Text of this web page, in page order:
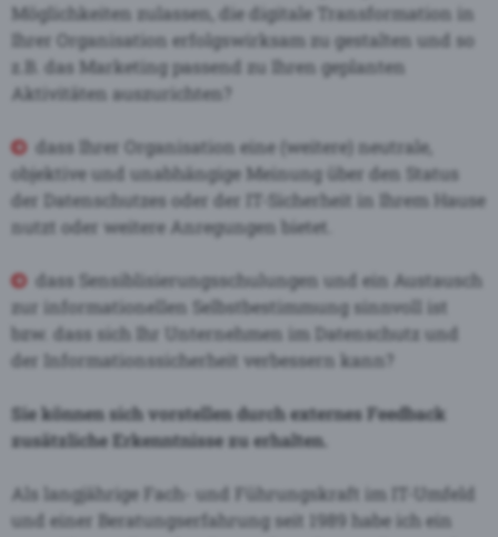
Möglichkeiten zulassen, die digitale Transformation in
Ihrer Organisation erfolgswirksam zu gestalten und so
z.B. das Marketing passend zu Ihren geplanten
Aktivitäten auszurichten?
dass Ihrer Organisation eine (weitere) neutrale,
objektive und unabhängige Meinung über den Status
der Datenschutzes oder der IT-Sicherheit in Ihrem Hause
nutzt oder weitere Anregungen bietet.
dass Sensiblisierungsschulungen und ein Austausch
zur informationellen Selbstbestimmung sinnvoll ist
bzw. dass sich Ihr Unternehmen im Datenschutz und
der Informationssicherheit verbessern kann?
Sie können sich vorstellen durch externes Feedback
zusätzliche Erkenntnisse zu erhalten.
Als langjährige Fach- und Führungskraft im IT-Umfeld
und einer Beratungserfahrung seit 1989 habe ich ein